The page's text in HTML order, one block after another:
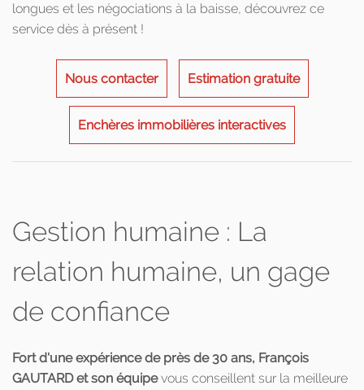
longues et les négociations à la baisse, découvrez ce
service dès à présent !
Nous contacter Estimation gratuite
Enchères immobilières interactives
Gestion humaine : La
relation humaine, un gage
de confiance
Fort d'une expérience de près de 30 ans, François
GAUTARD et son équipevous conseillent sur la meilleure